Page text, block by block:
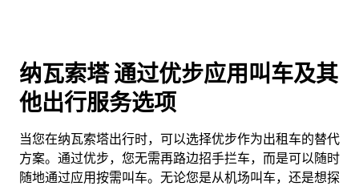
纳瓦索塔 通过优步应用叫车及其
他出行服务选项
当您在纳瓦索塔出行时，可以选择优步作为出租车的替代
方案。通过优步，您无需再路边招手拦车，而是可以随时
随地通过应用按需叫车。无论您是从机场叫车，还是想探